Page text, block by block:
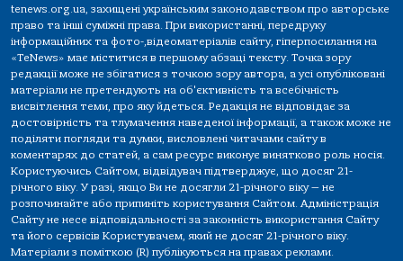
tenews.org.ua, захищені українським законодавством про авторське
право та інші суміжні права. При використанні, передруку
інформаційних та фото-,відеоматеріалів сайту, гіперпосилання на
«TeNews» має міститися в першому абзаці тексту. Точка зору
редакції може не збігатися з точкою зору автора, а усі опубліковані
матеріали не претендують на об'єктивність та всебічність
висвітлення теми, про яку йдеться. Редакція не відповідає за
достовірність та тлумачення наведеної інформації, а також може не
поділяти погляди та думки, висловлені читачами сайту в
коментарях до статей, а сам ресурс виконує винятково роль носія.
Користуючись Сайтом, відвідувач підтверджує, що досяг 21-
річного віку. У разі, якщо Ви не досягли 21-річного віку — не
розпочинайте або припиніть користування Сайтом. Адміністрація
Сайту не несе відповідальності за законність використання Сайту
та його сервісів Користувачем, який не досяг 21-річного віку.
Матеріали з поміткою (R) публікуються на правах реклами.